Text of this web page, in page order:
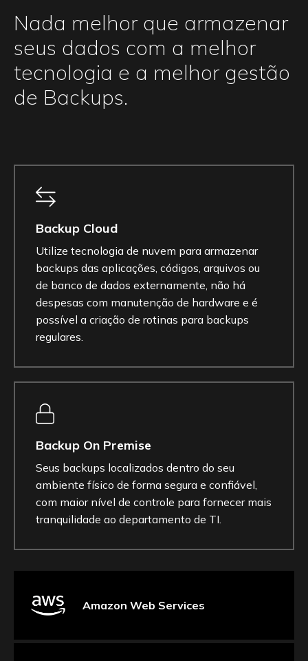
Nada melhor que armazenar
seus dados com a melhor
tecnologia e a melhor gestão
de Backups.
Backup Cloud
Utilize tecnologia de nuvem para armazenar
backups das aplicações, códigos, arquivos ou
de banco de dados externamente, não há
despesas com manutenção de hardware e é
possível a criação de rotinas para backups
regulares.
Backup On Premise
Seus backups localizados dentro do seu
ambiente físico de forma segura e confiável,
com maior nível de controle para fornecer mais
tranquilidade ao departamento de TI.
Amazon Web Services